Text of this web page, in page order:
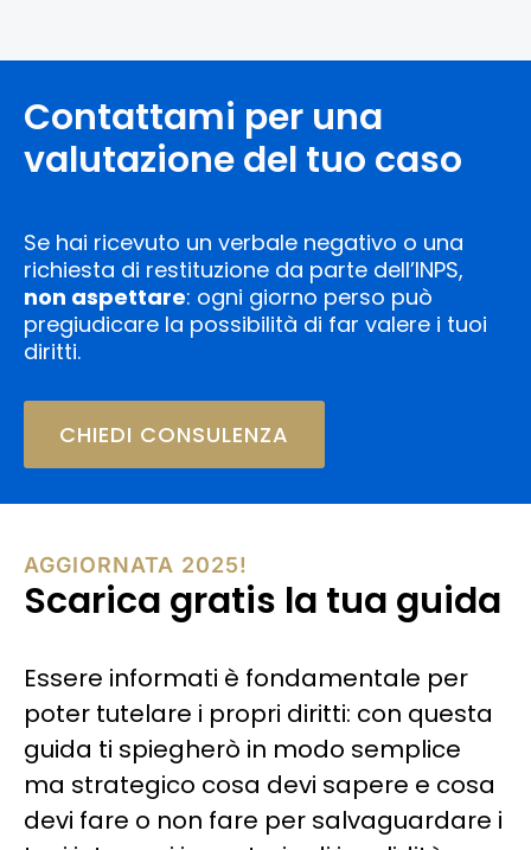
Contattami per una
valutazione del tuo caso
Se hai ricevuto un verbale negativo o una
richiesta di restituzione da parte dell’INPS,
non aspettare: ogni giorno perso può
pregiudicare la possibilità di far valere i tuoi
diritti.
CHIEDI CONSULENZA
AGGIORNATA 2025!
Scarica gratis la tua guida
Essere informati è fondamentale per
poter tutelare i propri diritti: con questa
guida ti spiegherò in modo semplice
ma strategico cosa devi sapere e cosa
devi fare o non fare per salvaguardare i